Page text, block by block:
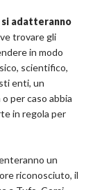
si adatteranno
trovare gli
in modo
scientifico,
enti, un
per caso abbia
in regola per
un
riconosciuto, il